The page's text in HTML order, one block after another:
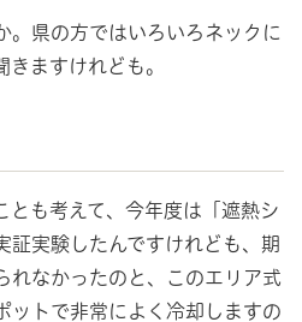
。県の方ではいろいろネックに
ますけれども。
とも考えて、今年度は「遮熱シ
証実験したんですけれども、期
れなかったのと、このエリア式
ットで非常によく冷却しますの